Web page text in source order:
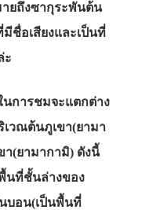
ายถึงซากุระพันต้น
ชื่อเสียงและเป็นที่
ะ
นการชมจะแตกต่าง
วณต้นภูเขา(ยามา
า(ยามากามิ) ดังนี้
นที่ชั้นล่างของ
บอน(เป็นพื้นที่